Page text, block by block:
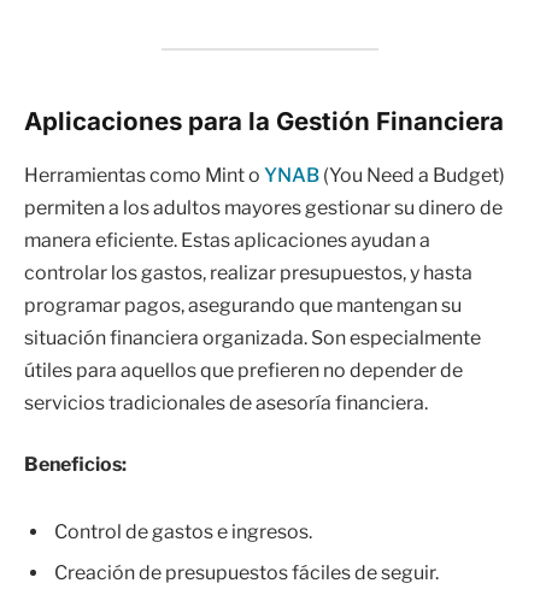
Aplicaciones para la Gestión Financiera
Herramientas como Mint o YNAB (You Need a Budget)
permiten a los adultos mayores gestionar su dinero de
manera eficiente. Estas aplicaciones ayudan a
controlar los gastos, realizar presupuestos, y hasta
programar pagos, asegurando que mantengan su
situación financiera organizada. Son especialmente
útiles para aquellos que prefieren no depender de
servicios tradicionales de asesoría financiera.
Beneficios:
Control de gastos e ingresos.
Creación de presupuestos fáciles de seguir.